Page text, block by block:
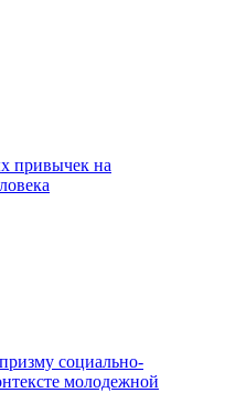
привычек на
социально-
молодежной